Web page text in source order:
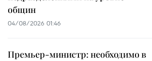
общин
04/08/2026 01:46
Премьер-министр: необходимо в